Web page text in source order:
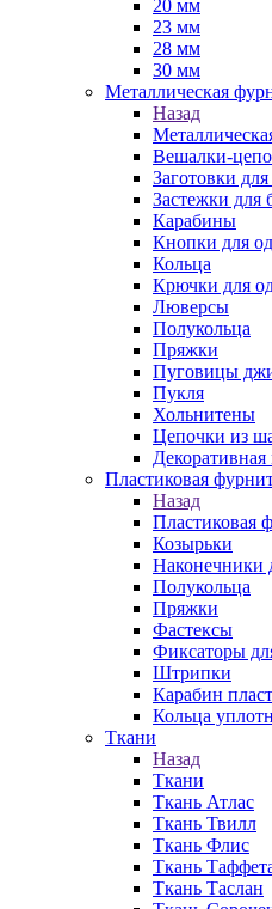
20 мм
23 мм
28 мм
30 мм
Металлическая
Назад
Вешалки-
Заготовки
Застежки для
Карабины
Кнопки для
Кольца
Крючки для
Люверсы
Полукольца
Пряжки
Пуговицы
Пукля
Хольнитены
Цепочки из
Пластиковая
Назад
Пластиковая
Козырьки
Наконечники
Полукольца
Пряжки
Фастексы
Фиксаторы
Штрипки
Карабин
Кольца
Ткани
Назад
Ткани
Ткань Атлас
Ткань Твилл
Ткань Флис
Ткань
Ткань Таслан